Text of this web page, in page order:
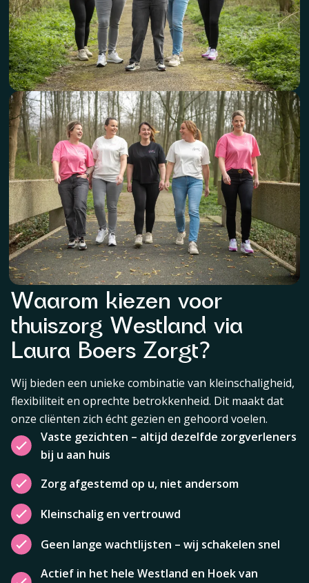
Waarom kiezen voor
thuiszorg Westland via
Laura Boers Zorgt?
Wij bieden een unieke combinatie van kleinschaligheid,
flexibiliteit en oprechte betrokkenheid. Dit maakt dat
onze cliënten zich écht gezien en gehoord voelen.
Vaste gezichten – altijd dezelfde zorgverleners
bij u aan huis
Zorg afgestemd op u, niet andersom
Kleinschalig en vertrouwd
Geen lange wachtlijsten – wij schakelen snel
Actief in het hele Westland en Hoek van